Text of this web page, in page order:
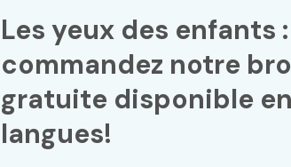
Les yeux des enfants :
commandez notre
gratuite disponible en
langues!